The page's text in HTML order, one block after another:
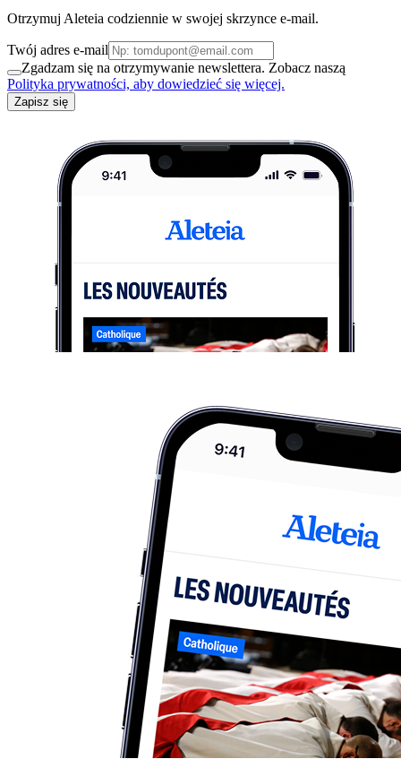
Otrzymuj Aleteia codziennie w swojej skrzynce e-mail.
Twój adres e-mail
Zgadzam się na otrzymywanie newslettera. Zobacz naszą
Polityka prywatności, aby dowiedzieć się więcej.
Zapisz się